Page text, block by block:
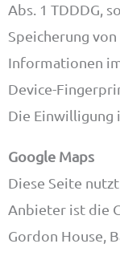
Abs. 1 TDDDG,
Speicherung
Informationen
Device-
Die Einwilligung
Google Maps
Diese Seite
Anbieter ist die
Gordon House,